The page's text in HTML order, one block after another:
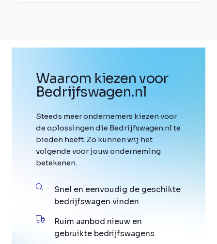
Waarom kiezen voor
Bedrijfswagen.nl
Steeds meer ondernemers kiezen voor
de oplossingen die Bedrijfswagen.nl te
bieden heeft. Zo kunnen wij het
volgende voor jouw onderneming
betekenen.
Snel en eenvoudig de geschikte
bedrijfswagen vinden
Ruim aanbod nieuw en
gebruikte bedrijfswagens